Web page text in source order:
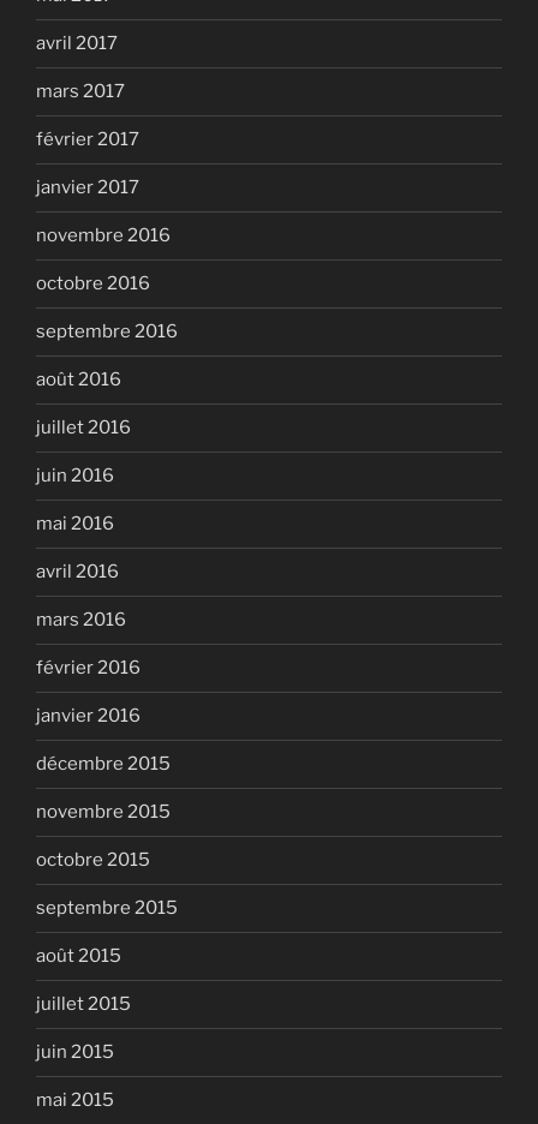
avril 2017
mars 2017
février 2017
janvier 2017
novembre 2016
octobre 2016
septembre 2016
août 2016
juillet 2016
juin 2016
mai 2016
avril 2016
mars 2016
février 2016
janvier 2016
décembre 2015
novembre 2015
octobre 2015
septembre 2015
août 2015
juillet 2015
juin 2015
mai 2015